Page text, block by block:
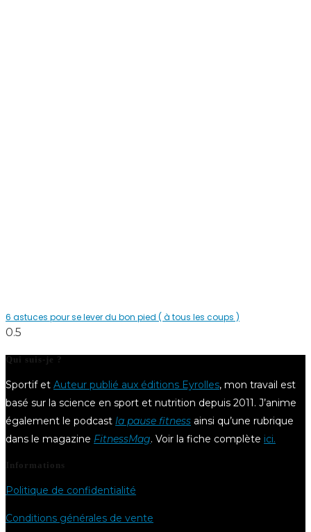
6 astuces pour se lever du bon pied ( à tous les coups )
Qui suis-je ?
Sportif et Auteur publié aux éditions Eyrolles, mon travail est
basé sur la science en sport et nutrition depuis 2011. J’anime
également le podcast la pause fitness ainsi qu’une rubrique
dans le magazine FitnessMag. Voir la fiche complète ici.
Informations
Politique de confidentialité
Conditions générales de vente